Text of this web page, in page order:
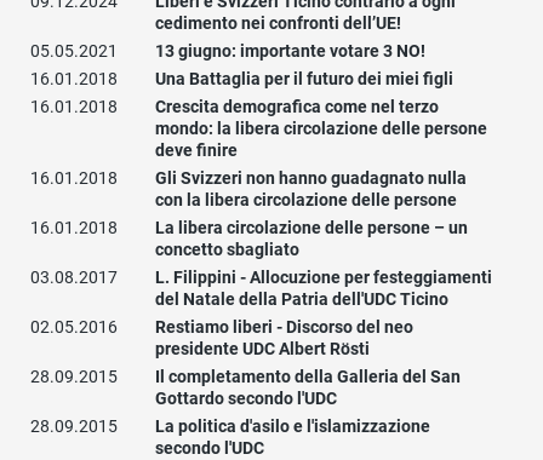
cedimento nei confronti dell’UE!
05.05.2021
13 giugno: importante votare 3 NO!
16.01.2018
Una Battaglia per il futuro dei miei figli
16.01.2018
Crescita demografica come nel terzo
mondo: la libera circolazione delle persone
deve finire
16.01.2018
Gli Svizzeri non hanno guadagnato nulla
con la libera circolazione delle persone
16.01.2018
La libera circolazione delle persone – un
concetto sbagliato
03.08.2017
L. Filippini - Allocuzione per festeggiamenti
del Natale della Patria dell'UDC Ticino
02.05.2016
Restiamo liberi - Discorso del neo
presidente UDC Albert Rösti
28.09.2015
Il completamento della Galleria del San
Gottardo secondo l'UDC
28.09.2015
La politica d'asilo e l'islamizzazione
secondo l'UDC